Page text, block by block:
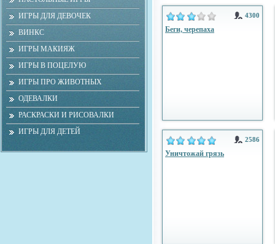
ИГРЫ ДЛЯ ДЕВОЧЕК
ВИНКС
ИГРЫ МАКИЯЖ
ИГРЫ В ПОЦЕЛУЮ
ИГРЫ ПРО ЖИВОТНЫХ
ОДЕВАЛКИ
РАСКРАСКИ И РИСОВАЛКИ
ИГРЫ ДЛЯ ДЕТЕЙ
4300
Беги, черепаха
2586
Уничтожай грязь